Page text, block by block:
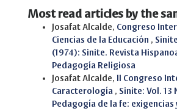
Most read articles by the
Josafat Alcalde, Congreso
Ciencias de la Educación ,
(1974): Sinite. Revista
Pedagogía Religiosa
Josafat Alcalde, II Congreso
Caracterología , Sinite: Vol. 13
Pedagogía de la fe: